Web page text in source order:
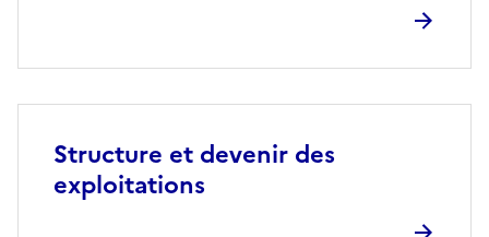
Structure et devenir des
exploitations